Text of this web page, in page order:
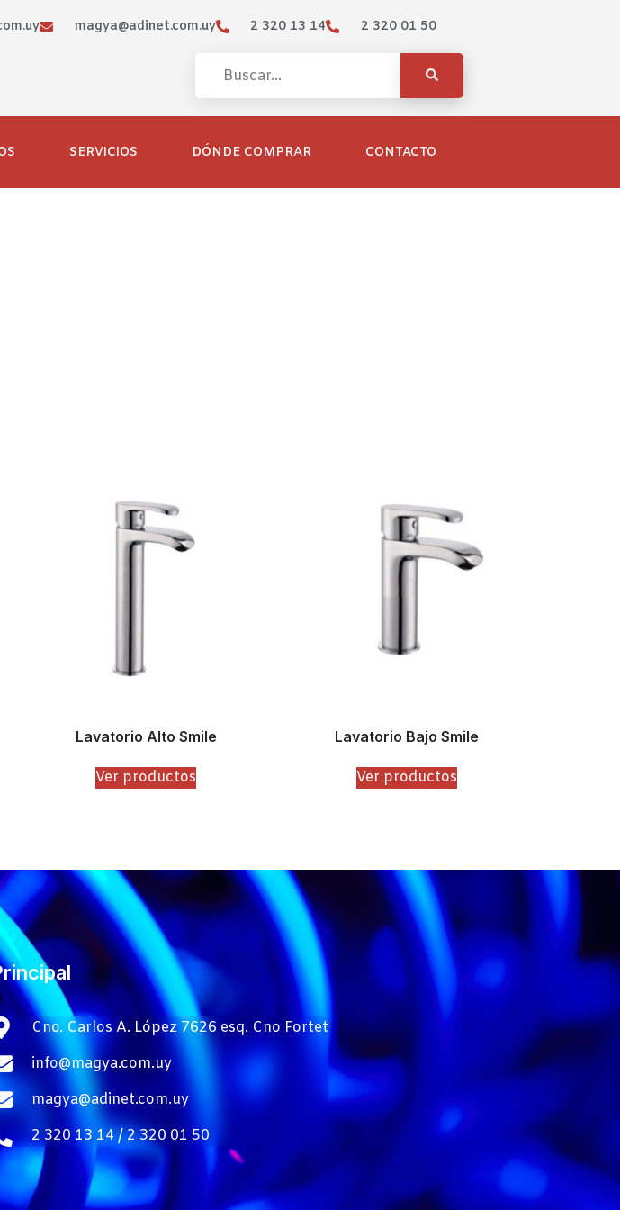
magya@adinet.com.uy 2 320 13 14 2 320 01 50
SERVICIOS DÓNDE COMPRAR CONTACTO
Lavatorio Alto Smile
Ver productos
Lavatorio Bajo Smile
Ver productos
Cno. Carlos A. López 7626 esq. Cno Fortet
info@magya.com.uy
magya@adinet.com.uy
2 320 13 14 / 2 320 01 50